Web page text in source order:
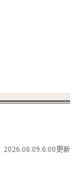
2026.08.09.6:00更新